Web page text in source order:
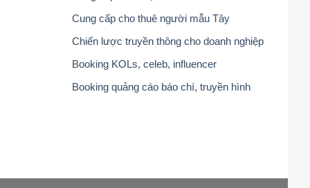
Cung cấp cho thuê người mẫu Tây
Chiến lược truyền thông cho doanh nghiệp
Booking KOLs, celeb, influencer
Booking quảng cáo báo chí, truyền hình